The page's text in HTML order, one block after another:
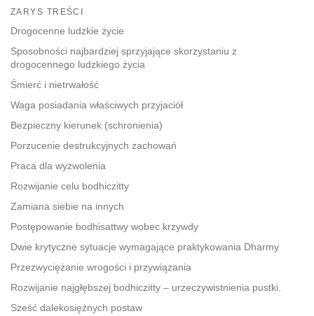
ZARYS TREŚCI
Drogocenne ludzkie życie
Sposobności najbardziej sprzyjające skorzystaniu z
drogocennego ludzkiego życia
Śmierć i nietrwałość
Waga posiadania właściwych przyjaciół
Bezpieczny kierunek (schronienia)
Porzucenie destrukcyjnych zachowań
Praca dla wyzwolenia
Rozwijanie celu bodhiczitty
Zamiana siebie na innych
Postępowanie bodhisattwy wobec krzywdy
Dwie krytyczne sytuacje wymagające praktykowania Dharmy
Przezwyciężanie wrogości i przywiązania
Rozwijanie najgłębszej bodhiczitty – urzeczywistnienia pustki.
Sześć dalekosiężnych postaw